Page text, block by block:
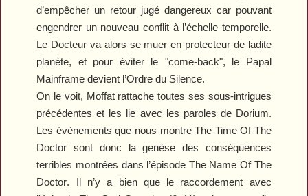
d’empêcher un retour jugé dangereux car pouvant
engendrer un nouveau conflit à l’échelle temporelle.
Le Docteur va alors se muer en protecteur de ladite
planète, et pour éviter le "come-back", le Papal
Mainframe devient l’Ordre du Silence.
On le voit, Moffat rattache toutes ses sous-intrigues
précédentes et les lie avec les paroles de Dorium.
Les évènements que nous montreThe Time Of The
Doctor sont donc la genèse des conséquences
terribles montrées dans l’épisode The Name Of The
Doctor. Il n’y a bien que le raccordement avec